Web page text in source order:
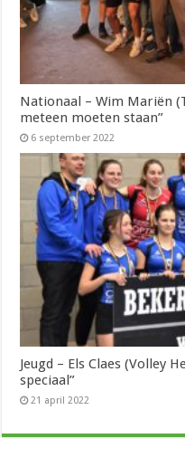
Nationaal – Wim Mariën
meteen moeten staan”
6 september 2022
Jeugd – Els Claes (Volley
speciaal”
21 april 2022